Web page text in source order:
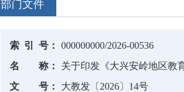
部门文件
索 引 号：
000000000/2026-00536
名
称：
关于印发《大兴安岭地区教
文
号： 大教发〔2026〕14号